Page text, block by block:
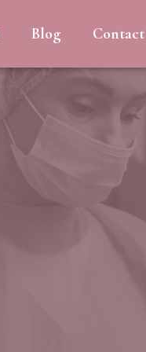
Blog Contact